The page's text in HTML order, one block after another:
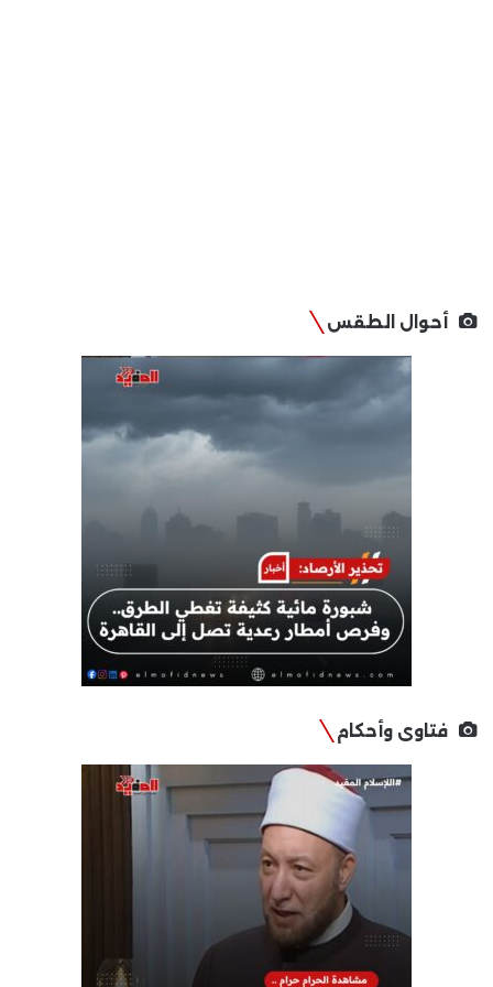
أحوال الطقس
فتاوى وأحكام